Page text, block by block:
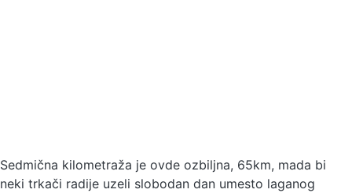
Sedmična kilometraža je ovde ozbiljna, 65km, mada bi
neki trkači radije uzeli slobodan dan umesto laganog